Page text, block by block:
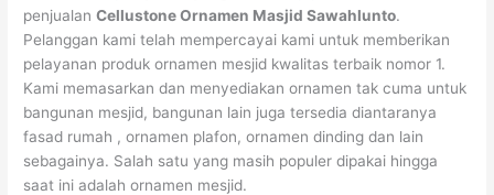
penjualanCellustone Ornamen Masjid Sawahlunto.
Pelanggan kami telah mempercayai kami untuk memberikan
pelayanan produk ornamen mesjid kwalitas terbaik nomor 1.
Kami memasarkan dan menyediakan ornamen tak cuma untuk
bangunan mesjid, bangunan lain juga tersedia diantaranya
fasad rumah , ornamen plafon, ornamen dinding dan lain
sebagainya. Salah satu yang masih populer dipakai hingga
saat ini adalah ornamen mesjid.